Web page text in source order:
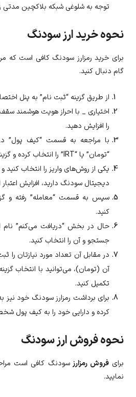
توجه به شلوغی شبکه بلاکچین مدتی
نحوه خرید ارز سودنگ
برای خرید رمزارز سودنگ کافی است که
گام دنبال کنید.
از طریق گزینه “ثبت نام” به پنل
اختیاری _ با احراز هویت هوشمند
را افزایش دهید.
با مراجعه به قسمت “کیف پول”
“تومان” یا “IRT” را انتخاب کرده و گزینه “واریز” را بزنید.
یکی از روش‌های واریز را انتخاب کنید
دیجیتال سودنگ دارید، افزایش
سپس به قسمت “معامله” رفته و
کنید.
حال در بخش “دریافت می‌کنم” نام
جستجو و آن را انتخاب کنید.
در مقابل آن تعداد مورد نیازتان را
آن (تومان)، می‌توانید با انتخاب
تکمیل کنید.
برای برداشت رمزارزسودنگ خود نیز
کرده و دارایی خود را به کیف پول
نحوه فروش ارز سودنگ
برایفروش رمزارزسودنگ کافی است
نمایید.